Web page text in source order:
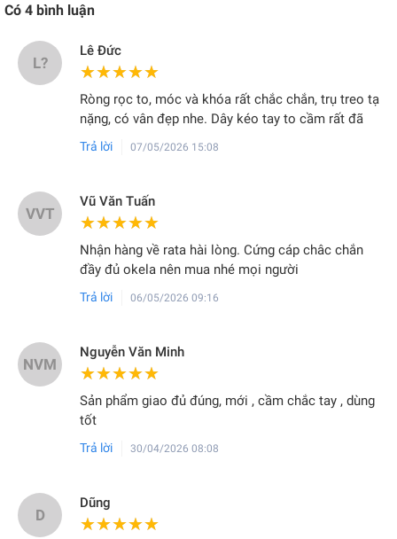
Có 4 bình luận
L?
Lê Đức
★★★★★
★★★★★
Ròng rọc to, móc và khóa rất chắc chắn, trụ treo tạ
nặng, có vân đẹp nhe. Dây kéo tay to cầm rất đã
Trả lời 07/05/2026 15:08
VVT
Vũ Văn Tuấn
★★★★★
★★★★★
Nhận hàng về rata hài lòng. Cứng cáp châc chắn
đầy đủ okela nên mua nhé mọi người
Trả lời 06/05/2026 09:16
NVM
Nguyễn Văn Minh
★★★★★
★★★★★
Sản phẩm giao đủ đúng, mới , cầm chắc tay , dùng
tốt
Trả lời 30/04/2026 08:08
D
Dũng
★★★★★
★★★★★